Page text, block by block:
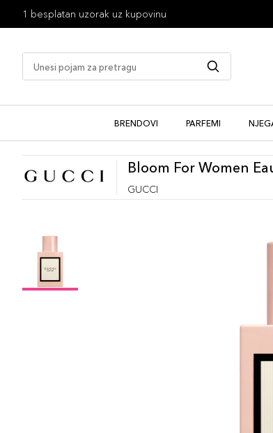
1 besplatan uzorak uz kupovinu
BRENDOVI PARFEMI
Bloom For Women
GUCCI